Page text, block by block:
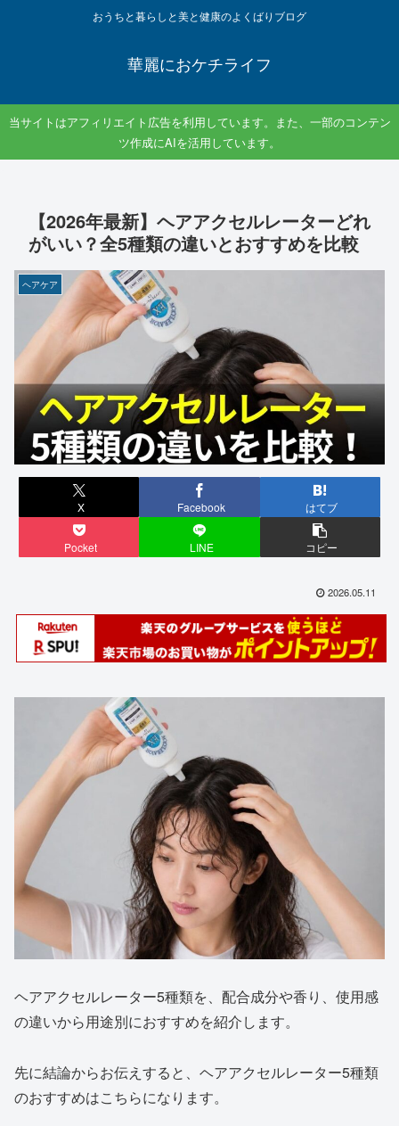
おうちと暮らしと美と健康のよくばりブログ
華麗におケチライフ
当サイトはアフィリエイト広告を利用しています。また、一部のコンテン
ツ作成にAIを活用しています。
【2026年最新】ヘアアクセルレーターどれ
がいい？全5種類の違いとおすすめを比較
ヘアケア
X Facebook はてブ
Pocket LINE コピー
2026.05.11
ヘアアクセルレーター5種類を、配合成分や香り、使用感
の違いから用途別におすすめを紹介します。
先に結論からお伝えすると、ヘアアクセルレーター5種類
のおすすめはこちらになります。